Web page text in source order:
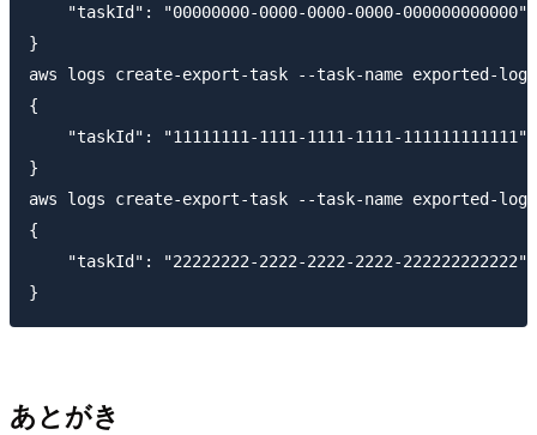
    "taskId": "00000000-0000-0000-0000-000000000000"
}
aws logs create-export-task --task-name exported-logs-
{
    "taskId": "11111111-1111-1111-1111-111111111111"
}
aws logs create-export-task --task-name exported-
{
    "taskId": "22222222-2222-2222-2222-222222222222"
あとがき